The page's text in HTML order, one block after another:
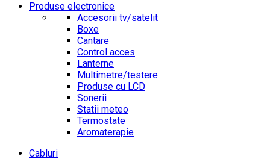
Produse electronice
Accesorii tv/satelit
Boxe
Cantare
Control acces
Lanterne
Multimetre/testere
Produse cu LCD
Sonerii
Statii meteo
Termostate
Aromaterapie
Cabluri